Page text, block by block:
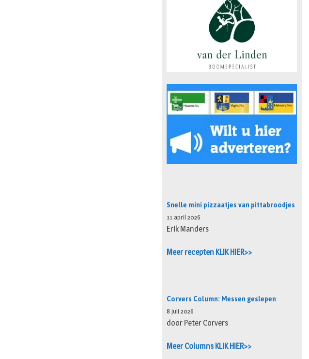
Snelle mini pizzaatjes van pittabroodjes
11 april 2026
Erik Manders
Meer recepten KLIK HIER>>
Corvers Column: Messen geslepen
8 juli 2026
door Peter Corvers
Meer Columns KLIK HIER>>